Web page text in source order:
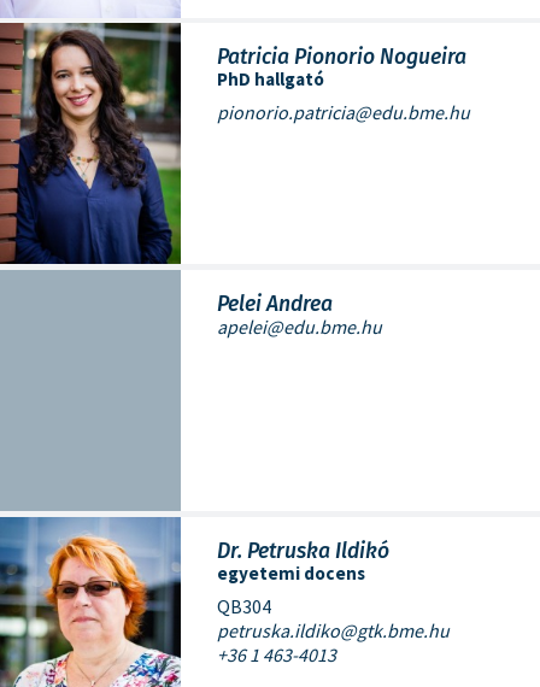
Patricia Pionorio Nogueira
PhD hallgató
pionorio.patricia@edu.bme.hu
Pelei Andrea
apelei@edu.bme.hu
Dr. Petruska Ildikó
egyetemi docens
QB304
petruska.ildiko@gtk.bme.hu
+36 1 463-4013